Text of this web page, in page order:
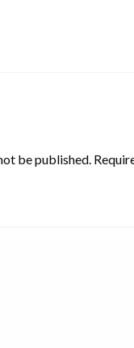
be published.